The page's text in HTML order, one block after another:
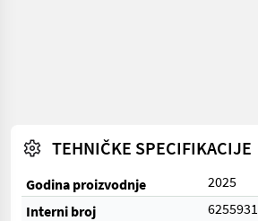
TEHNIČKE SPECIFIKACIJE
Godina proizvodnje
2025
Interni broj
6255931